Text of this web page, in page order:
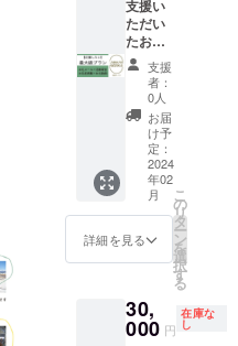
たとき
休業日
だった
という
ことを
避ける
ため、
事前に
日程相
談をさ
せてい
ただき
たいと
思いま
す） ・
2025年
2月末ま
で ・通
期限：
2025年
2月末ま
で
で
ント等
にかか
る経費
はご負
担お願
いしま
す ・時
間は電
力の関
係上日
中にな
りま
す。 ・
有効期
限：
で
名前を
掲載い
たしま
す。
（備考
欄に掲
載した
いお名
前ある
いは
ニック
ネーム
をご記
入くだ
さい）
※CAMP
メッ
セージ
機能か
支援い
ただい
たお礼
メッ
セージ
をお送
りしま
す。
（2024
年2月
頃） 活
動の様
子をご
報告し
ます。
末まで
に1回）
活動報
支援
者：
0人
お届
け予
定：
2024
年02
月
詳細を見る
こ
の
リ
タ
ー
ン
を
選
択
す
る
30,
000 円
在庫な
し